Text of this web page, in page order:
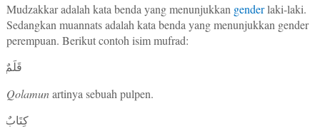
Mudzakkar adalah kata benda yang menunjukkan genderlaki-laki.
Sedangkan muannats adalah kata benda yang menunjukkan gender
perempuan. Berikut contoh isim mufrad:
قَلَمٌ
Qolamunartinya sebuah pulpen.
كِتَابٌ